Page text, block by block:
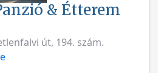
& Étterem
út, 194. szám.